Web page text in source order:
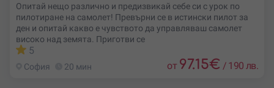
Опитай нещо различно и предизвикай себе си с урок по
пилотиране на самолет! Превърни се в истински пилот за
ден и опитай какво е чувството да управляваш самолет
високо над земята. Приготви се
5
София 20 мин от 97.15€ / 190 лв.